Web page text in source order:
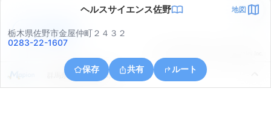
ヘルスサイエンス佐野 地図
栃木県佐野市金屋仲町２４３２
0283-22-1607
保存 共有 ルート
群馬県館林市大島町
アプリで見る